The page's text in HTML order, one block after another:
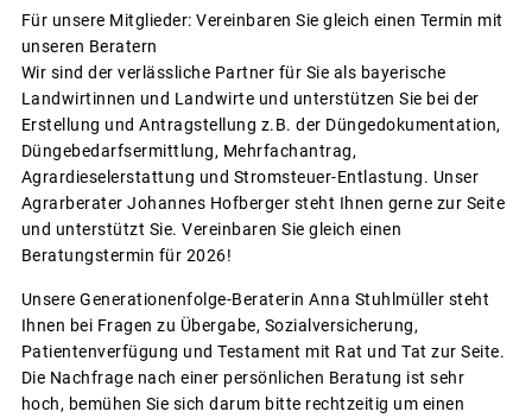
Für unsere Mitglieder: Vereinbaren Sie gleich einen Termin mit
unseren Beratern
Wir sind der verlässliche Partner für Sie als bayerische
Landwirtinnen und Landwirte und unterstützen Sie bei der
Erstellung und Antragstellung z.B. der Düngedokumentation,
Düngebedarfsermittlung, Mehrfachantrag,
Agrardieselerstattung und Stromsteuer-Entlastung. Unser
Agrarberater Johannes Hofberger steht Ihnen gerne zur Seite
und unterstützt Sie. Vereinbaren Sie gleich einen
Beratungstermin für 2026!
Unsere Generationenfolge-Beraterin Anna Stuhlmüller steht
Ihnen bei Fragen zu Übergabe, Sozialversicherung,
Patientenverfügung und Testament mit Rat und Tat zur Seite.
Die Nachfrage nach einer persönlichen Beratung ist sehr
hoch, bemühen Sie sich darum bitte rechtzeitig um einen